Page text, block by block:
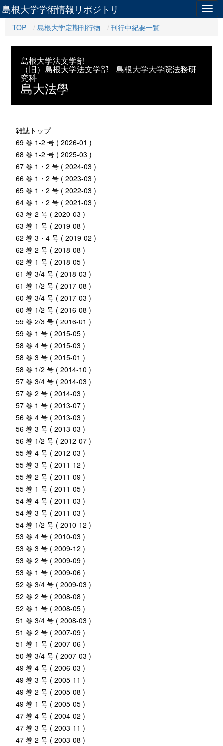
島根大学学術情報リポジトリ
TOP 島根大学定期刊行物 刊行中紀要一覧
島根大学法文学部
（旧）島根大学法文学部 島根大学大学院法務研
究科
島大法學
雑誌トップ
69 巻 1-2 号 ( 2026-01 )
68 巻 1-2 号 ( 2025-03 )
67 巻 1・2 号 ( 2024-03 )
66 巻 1・2 号 ( 2023-03 )
65 巻 1・2 号 ( 2022-03 )
64 巻 1・2 号 ( 2021-03 )
63 巻 2 号 ( 2020-03 )
63 巻 1 号 ( 2019-08 )
62 巻 3・4 号 ( 2019-02 )
62 巻 2 号 ( 2018-08 )
62 巻 1 号 ( 2018-05 )
61 巻 3/4 号 ( 2018-03 )
61 巻 1/2 号 ( 2017-08 )
60 巻 3/4 号 ( 2017-03 )
60 巻 1/2 号 ( 2016-08 )
59 巻 2/3 号 ( 2016-01 )
59 巻 1 号 ( 2015-05 )
58 巻 4 号 ( 2015-03 )
58 巻 3 号 ( 2015-01 )
58 巻 1/2 号 ( 2014-10 )
57 巻 3/4 号 ( 2014-03 )
57 巻 2 号 ( 2014-03 )
57 巻 1 号 ( 2013-07 )
56 巻 4 号 ( 2013-03 )
56 巻 3 号 ( 2013-03 )
56 巻 1/2 号 ( 2012-07 )
55 巻 4 号 ( 2012-03 )
55 巻 3 号 ( 2011-12 )
55 巻 2 号 ( 2011-09 )
55 巻 1 号 ( 2011-05 )
54 巻 4 号 ( 2011-03 )
54 巻 3 号 ( 2011-03 )
54 巻 1/2 号 ( 2010-12 )
53 巻 4 号 ( 2010-03 )
53 巻 3 号 ( 2009-12 )
53 巻 2 号 ( 2009-09 )
53 巻 1 号 ( 2009-06 )
52 巻 3/4 号 ( 2009-03 )
52 巻 2 号 ( 2008-08 )
52 巻 1 号 ( 2008-05 )
51 巻 3/4 号 ( 2008-03 )
51 巻 2 号 ( 2007-09 )
51 巻 1 号 ( 2007-06 )
50 巻 3/4 号 ( 2007-03 )
49 巻 4 号 ( 2006-03 )
49 巻 3 号 ( 2005-11 )
49 巻 2 号 ( 2005-08 )
49 巻 1 号 ( 2005-05 )
47 巻 4 号 ( 2004-02 )
47 巻 3 号 ( 2003-11 )
47 巻 2 号 ( 2003-08 )